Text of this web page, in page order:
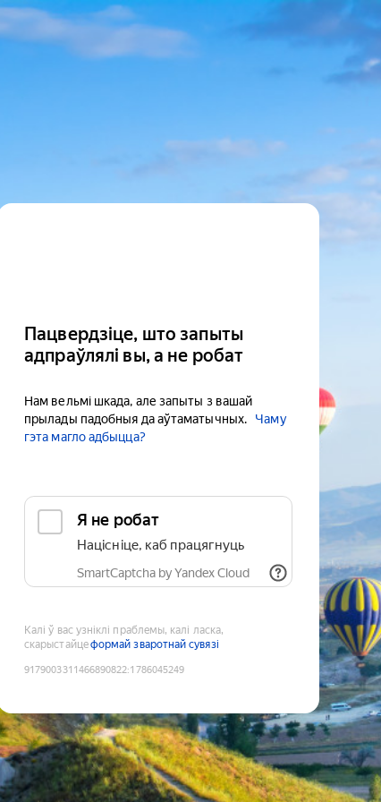
Пацвердзіце, што запыты
адпраўлялі вы, а не робат
Нам вельмі шкада, але запыты з вашай
прылады падобныя да аўтаматычных.
Чаму
гэта магло адбыцца?
Я не робат
Націсніце, каб працягнуць
SmartCaptcha by Yandex Cloud
Калі ў вас узніклі праблемы, калі ласка,
скарыстайцеформай зваротнай сувязі
9179003311466890822:1786045249